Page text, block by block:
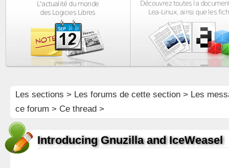
Les sections > Les forums de cette section> Les
ce forum > Ce thread >
Introducing Gnuzilla and IceWeasel